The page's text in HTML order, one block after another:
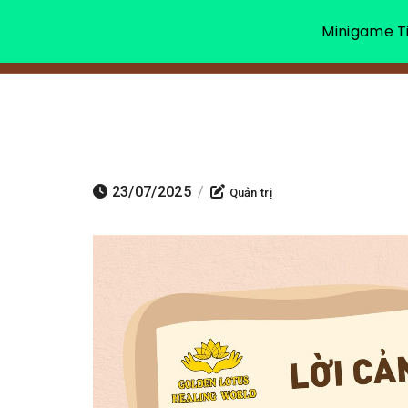
23/07/2025 / Quản trị
Minigame